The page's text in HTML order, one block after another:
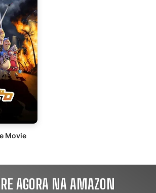
Movie
AGORA NA AMAZON